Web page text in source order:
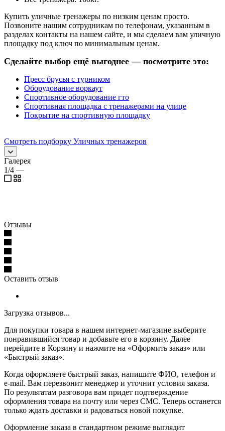
Купить уличные тренажеры по низким ценам просто.
Позвоните нашим сотрудникам по телефонам, указанным в
разделах контакты на нашем сайте, и мы сделаем вам уличную
площадку под ключ по минимальным ценам.
Сделайте выбор ещё выгоднее — посмотрите это:
Пресс брусья с турником
Оборудование воркаут
Спортивное оборудование гто
Спортивная площадка с тренажерами на улице
Покрытие на спортивную площадку
Смотреть подборку Уличных тренажеров
Галерея
1/4 —
Отзывы
Оставить отзыв
Загрузка отзывов...
Для покупки товара в нашем интернет-магазине выберите
понравившийся товар и добавьте его в корзину. Далее
перейдите в Корзину и нажмите на «Оформить заказ» или
«Быстрый заказ».
Когда оформляете быстрый заказ, напишите ФИО, телефон и
e-mail. Вам перезвонит менеджер и уточнит условия заказа.
По результатам разговора вам придет подтверждение
оформления товара на почту или через СМС. Теперь останется
только ждать доставки и радоваться новой покупке.
Оформление заказа в стандартном режиме выглядит